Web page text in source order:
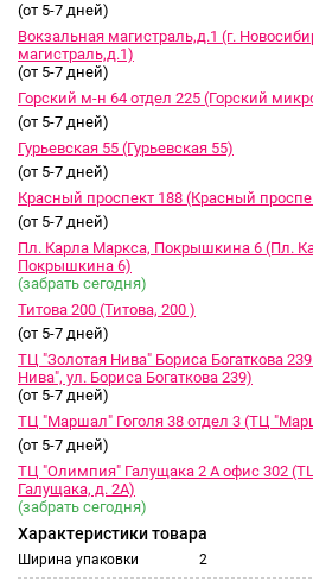
(от 5-7 дней)
Вокзальная магистраль,д.1 (г.
магистраль,д.1)
(от 5-7 дней)
Горский м-н 64 отдел 225 (Горский
(от 5-7 дней)
Гурьевская 55 (Гурьевская 55)
(от 5-7 дней)
Красный проспект 188 (Красный
(от 5-7 дней)
Пл. Карла Маркса, Покрышкина 6 (Пл.
Покрышкина 6)
(забрать сегодня)
Титова 200 (Титова, 200 )
(от 5-7 дней)
ТЦ "Золотая Нива" Бориса Богаткова
Нива", ул. Бориса Богаткова 239)
(от 5-7 дней)
ТЦ "Маршал" Гоголя 38 отдел 3 (ТЦ
(от 5-7 дней)
ТЦ "Олимпия" Галущака 2 А офис 302
Галущака, д. 2А)
(забрать сегодня)
Характеристики товара
Ширина упаковки 2